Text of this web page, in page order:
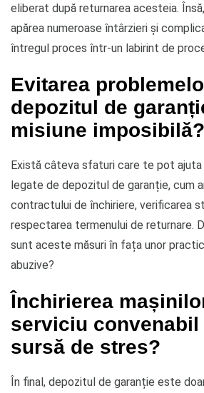
eliberat după returnarea acesteia.
apărea numeroase întârzieri și
întregul proces într-un labirint de
Evitarea
depozitul de
misiune imposibilă?
Există câteva sfaturi care te pot
legate de depozitul de garanție, cum
contractului de închiriere, verificarea
respectarea termenului de returnare.
sunt aceste măsuri în fața unor
abuzive?
Închirierea
serviciu convenabil
sursă de stres?
În final, depozitul de garanție este